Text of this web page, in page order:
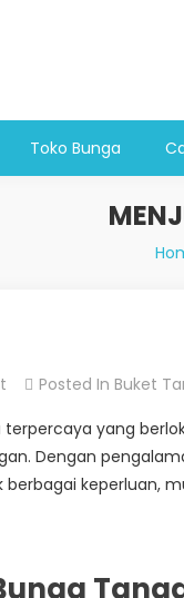
Toko Bunga
On
Bunga
Tangan
Di
Posted In Buket
yang
Dengan
keperluan,